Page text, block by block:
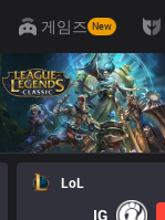
게임즈 New
LoL
IG